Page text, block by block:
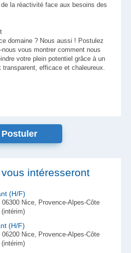
la réactivité face aux besoins des
domaine ? Nous aussi ! Postulez
vous montrer comment nous
votre plein potentiel grâce à un
efficace et chaleureux.
intéresseront
(H/F)
06300 Nice, Provence-Alpes-Côte
(H/F)
06200 Nice, Provence-Alpes-Côte